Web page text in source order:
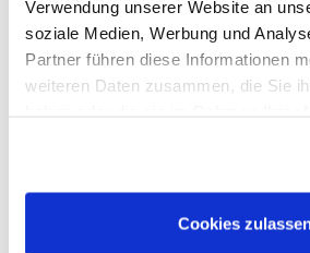
Verwendung unserer Website an
soziale Medien, Werbung und
Partner führen diese Informationen
weiteren Daten zusammen, die Sie
Cookies
GmbH
Am
Sonnenlicht 2
Tel.:
Widerruf
Shopsoftware CosmoShop